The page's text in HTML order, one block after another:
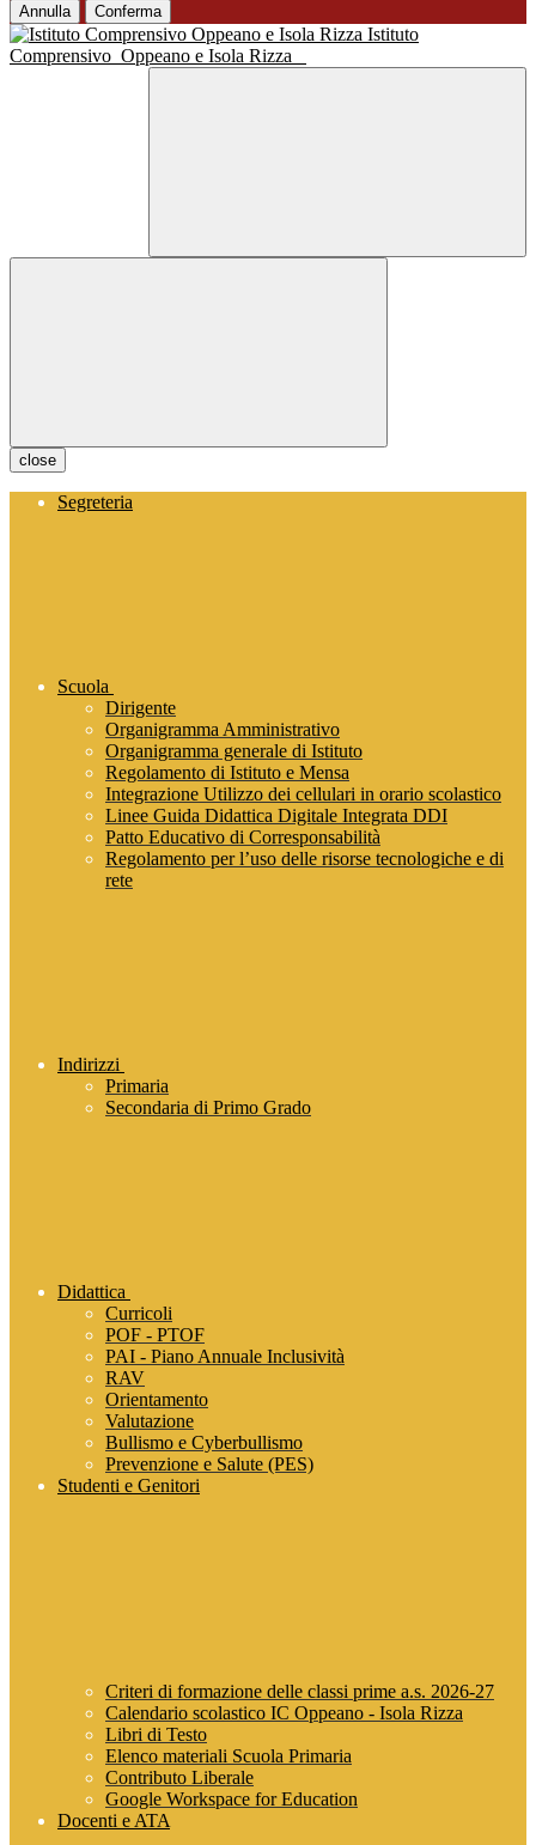
Annulla Conferma
Istituto
Comprensivo Oppeano e Isola Rizza
close
Segreteria
Scuola
Dirigente
Organigramma Amministrativo
Organigramma generale di Istituto
Regolamento di Istituto e Mensa
Integrazione Utilizzo dei cellulari in orario scolastico
Linee Guida Didattica Digitale Integrata DDI
Patto Educativo di Corresponsabilità
Regolamento per l’uso delle risorse tecnologiche e di
rete
Indirizzi
Primaria
Secondaria di Primo Grado
Didattica
Curricoli
POF - PTOF
PAI - Piano Annuale Inclusività
RAV
Orientamento
Valutazione
Bullismo e Cyberbullismo
Prevenzione e Salute (PES)
Studenti e Genitori
Criteri di formazione delle classi prime a.s. 2026-27
Calendario scolastico IC Oppeano - Isola Rizza
Libri di Testo
Elenco materiali Scuola Primaria
Contributo Liberale
Google Workspace for Education
Docenti e ATA